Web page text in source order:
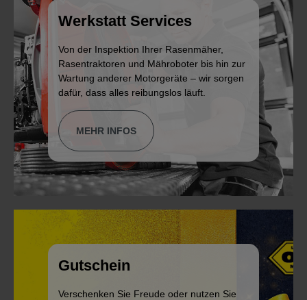
Werkstatt Services
Von der Inspektion Ihrer Rasenmäher,
Rasentraktoren und Mähroboter bis hin zur
Wartung anderer Motorgeräte – wir sorgen
dafür, dass alles reibungslos läuft.
MEHR INFOS
Gutschein
Verschenken Sie Freude oder nutzen Sie